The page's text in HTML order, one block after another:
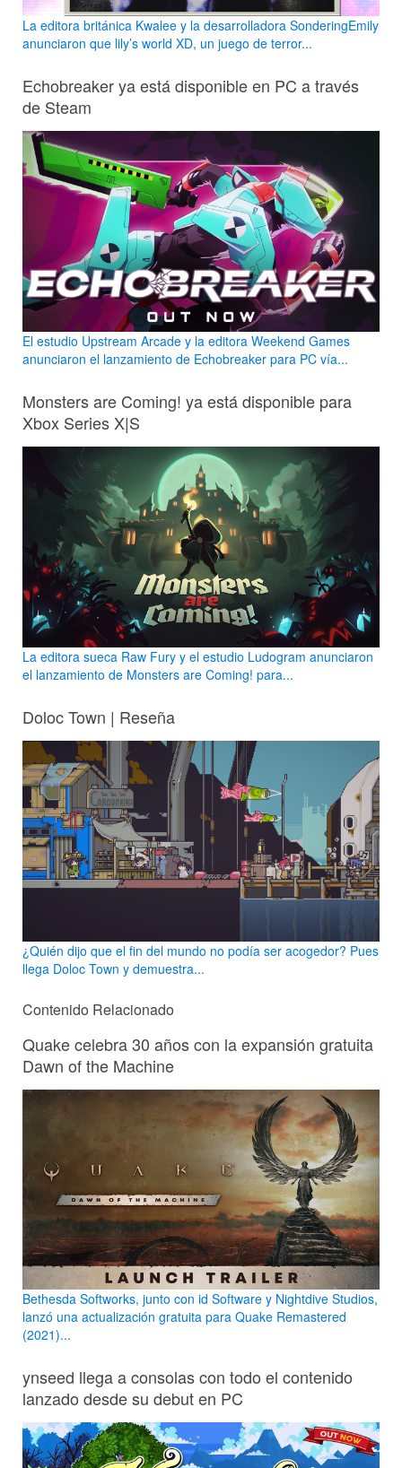
La editora británica Kwalee y la desarrolladora SonderingEmily
anunciaron que lily’s world XD, un juego de terror...
Echobreaker ya está disponible en PC a través
de Steam
El estudio Upstream Arcade y la editora Weekend Games
anunciaron el lanzamiento de Echobreaker para PC vía...
Monsters are Coming! ya está disponible para
Xbox Series X|S
La editora sueca Raw Fury y el estudio Ludogram anunciaron
el lanzamiento de Monsters are Coming! para...
Doloc Town | Reseña
¿Quién dijo que el fin del mundo no podía ser acogedor? Pues
llega Doloc Town y demuestra...
Contenido Relacionado
Quake celebra 30 años con la expansión gratuita
Dawn of the Machine
Bethesda Softworks, junto con id Software y Nightdive Studios,
lanzó una actualización gratuita para Quake Remastered
(2021)...
ynseed llega a consolas con todo el contenido
lanzado desde su debut en PC